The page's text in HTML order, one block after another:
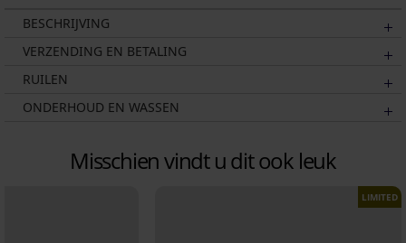
BESCHRIJVING
VERZENDING EN BETALING
RUILEN
ONDERHOUD EN WASSEN
Misschien vindt u dit ook leuk
LIMITED